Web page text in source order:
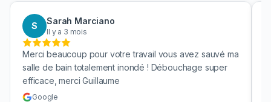
S Sarah Marciano
Il y a 3 mois
Merci beaucoup pour votre travail vous avez sauvé ma
salle de bain totalement inondé ! Débouchage super
efficace, merci Guillaume
Google